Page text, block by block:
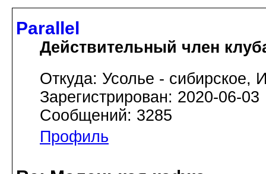
Parallel
Действительный член
Откуда: Усолье - сибирское,
Зарегистрирован: 2020-06-03
Сообщений: 3285
Профиль